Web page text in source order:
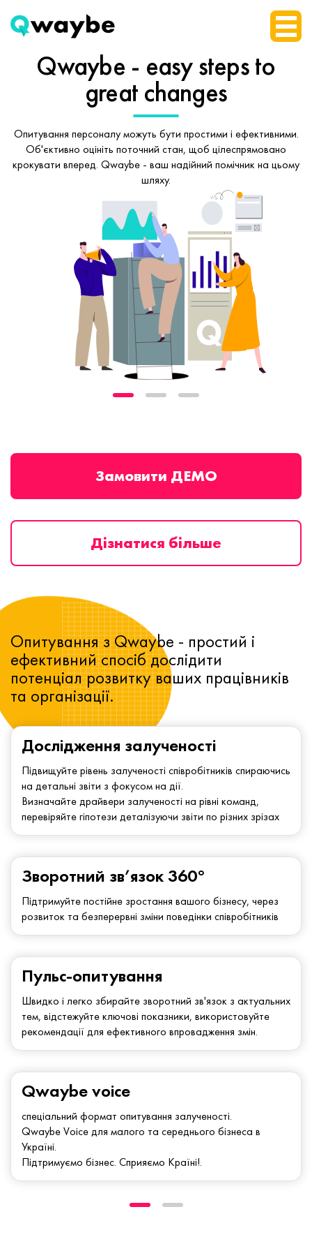
Qwaybe - easy stepsto
great changes
Опитування персоналу можуть бути простими і ефективними.
Об'єктивно оцініть поточний стан, щоб цілеспрямовано
крокувати вперед. Qwaybe - ваш надійний помічник на цьому
шляху.
Замовити ДЕМО
Дізнатися більше
Дослідження залученості
Підвищуйте рівень залученості співробітників спираючись
на детальні звіти з фокусом на дії.
Визначайте драйвери залученості на рівні команд,
перевіряйте гіпотези деталізуючи звіти по різних зрізах
Зворотний зв’язок 360°
Підтримуйте постійне зростання вашого бізнесу, через
розвиток та безперервні зміни поведінки співробітників
Опитування з Qwaybe - простий і
ефективний спосіб дослідити
потенціал розвитку ваших працівників
та організації.
Qwaybe voice
спеціальний формат опитування залученості.
Qwaybe Voice для малого та середнього бізнеса в
Україні.
Підтримуємо бізнес. Сприяємо Країні!.
Пульс-опитування
Швидко і легко збирайте зворотний зв'язок з актуальних
тем, відстежуйте ключові показники, використовуйте
рекомендації для ефективного впровадження змін.